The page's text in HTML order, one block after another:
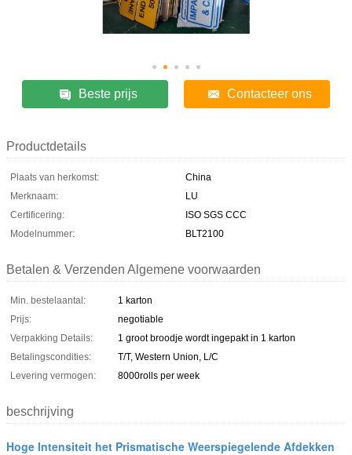
Beste prijs Contacteer ons
Productdetails
Plaats van herkomst:
China
Merknaam:
LU
Certificering:
ISO SGS CCC
Modelnummer:
BLT2100
Betalen & Verzenden Algemene voorwaarden
Min. bestelaantal:
1 karton
Prijs:
negotiable
Verpakking Details:
1 groot broodje wordt ingepakt in 1 karton
Betalingscondities:
T/T, Western Union, L/C
Levering vermogen:
8000rolls per week
beschrijving
Hoge Intensiteit het Prismatische Weerspiegelende Afdekken